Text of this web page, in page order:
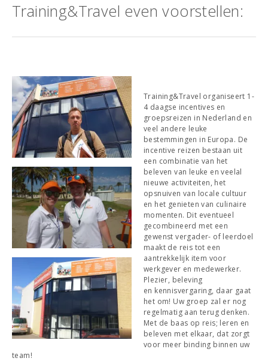
Training&Travel even voorstellen:
Training&Travel organiseert 1-
4 daagse incentives en
groepsreizen in Nederland en
veel andere leuke
bestemmingen in Europa. De
incentive reizen bestaan uit
een combinatie van het
beleven van leuke en veelal
nieuwe activiteiten, het
opsnuiven van locale cultuur
en het genieten van culinaire
momenten. Dit eventueel
gecombineerd met een
gewenst vergader- of leerdoel
maakt de reis tot een
aantrekkelijk item voor
werkgever en medewerker.
Plezier, beleving
en kennisvergaring, daar gaat
het om! Uw groep zal er nog
regelmatig aan terug denken.
Met de baas op reis; leren en
beleven met elkaar, dat zorgt
voor meer binding binnen uw
team!